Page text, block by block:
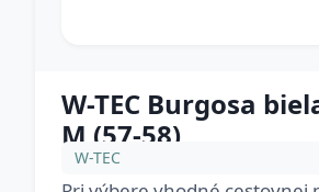
W-TEC Burgosa
M (57-58)
W-TEC